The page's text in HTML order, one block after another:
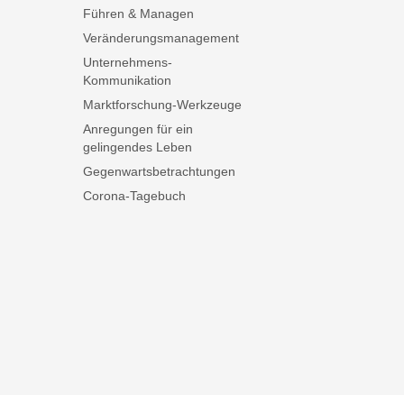
Führen & Managen
Veränderungsmanagement
Unternehmens-
Kommunikation
Marktforschung-Werkzeuge
Anregungen für ein
gelingendes Leben
Gegenwartsbetrachtungen
Corona-Tagebuch